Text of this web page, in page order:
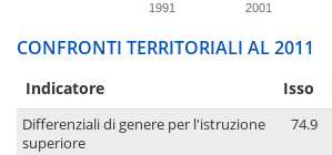
1991 2001
CONFRONTI TERRITORIALI AL 2011
Indicatore Isso
Differenziali di genere per l'istruzione
superiore
74.9